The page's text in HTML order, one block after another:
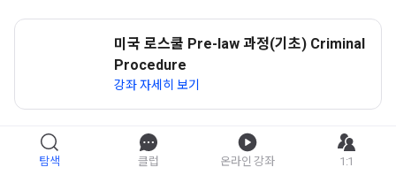
미국 로스쿨 Pre-law 과정(기초) Criminal
Procedure
강좌 자세히 보기
탐색 클럽 온라인 강좌 1:1